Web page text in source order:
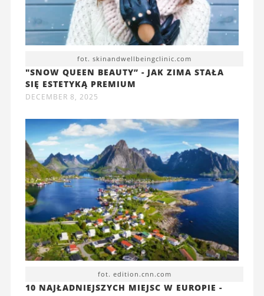
fot. skinandwellbeingclinic.com
"SNOW QUEEN BEAUTY” - JAK ZIMA STAŁA
SIĘ ESTETYKĄ PREMIUM
DECEMBER 8, 2025
fot. edition.cnn.com
10 NAJŁADNIEJSZYCH MIEJSC W EUROPIE -